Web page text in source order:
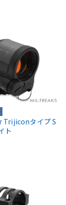
Trijiconタイプ S
ト